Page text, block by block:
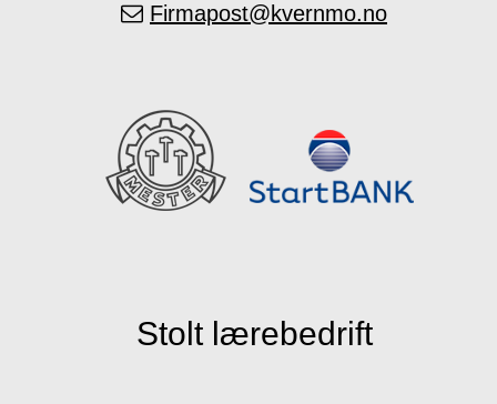
Firmapost@kvernmo.no
Stolt lærebedrift